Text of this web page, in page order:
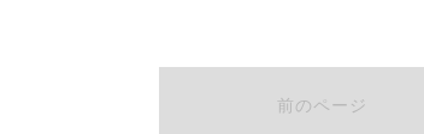
前のページ